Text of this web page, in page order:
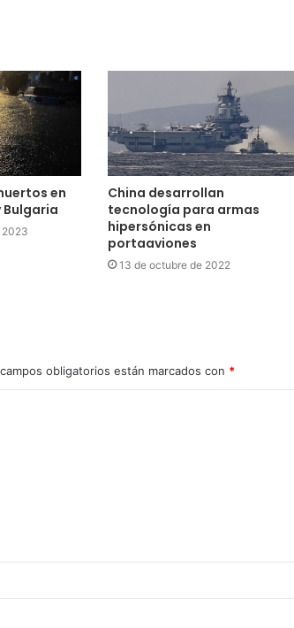
en
Bulgaria
2023
China desarrollan
tecnología para armas
hipersónicas en
portaaviones
13 de octubre de 2022
obligatorios están marcados con *